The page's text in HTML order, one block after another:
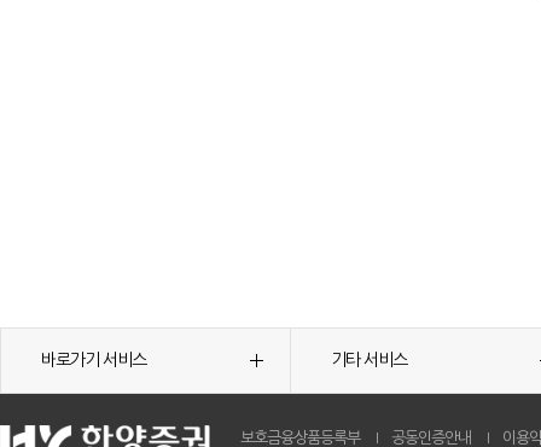
바로가기 서비스 기타 서비스
보호금융상품등록부 공동인증안내 이용